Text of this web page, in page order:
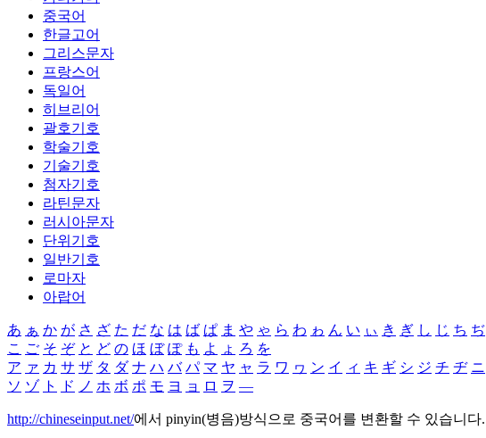
중국어
한글고어
그리스문자
프랑스어
독일어
히브리어
괄호기호
학술기호
기술기호
첨자기호
라틴문자
러시아문자
단위기호
일반기호
로마자
아랍어
あ ぁ か が さ ざ た だ な は ば ぱ ま や ゃ ら わ ゎ ん い ぃ き ぎ し じ ち ぢ
こ ご そ ぞ と ど の ほ ぼ ぽ も よ ょ ろ を
ア ァ カ サ ザ タ ダ ナ ハ バ パ マ ヤ ャ ラ ワ ヮ ン イ ィ キ ギ シ ジ チ ヂ ニ
ソ ゾ ト ド ノ ホ ボ ポ モ ヨ ョ ロ ヲ ―
http://chineseinput.net/에서 pinyin(병음)방식으로 중국어를 변환할 수 있습니다.